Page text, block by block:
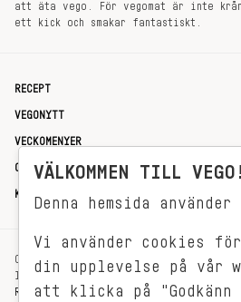
att äta vego. För vegomat är inte
ett kick och smakar fantastiskt.
RECEPT
VEGONYTT
VECKOMENYER
OM OSS
KONTAKT
OXENSTIERNSGATAN 33
114 27 STOCKHOLM
REDAKTIONEN@VEGOMAGASINET.SE
VÄLKOMMEN TILL VEGO!
Denna hemsida
Vi använder cookies
din upplevelse på vår
att klicka på